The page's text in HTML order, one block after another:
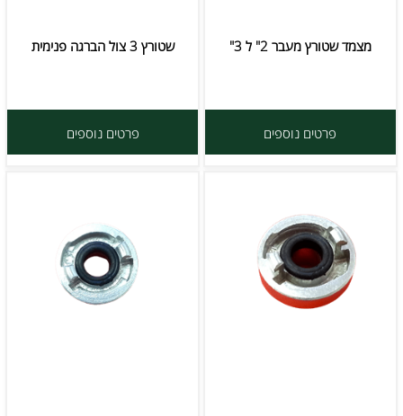
מצמד שטורץ מעבר 2" ל 3"
פרטים נוספים
שטורץ 3 צול הברגה פנימית
פרטים נוספים